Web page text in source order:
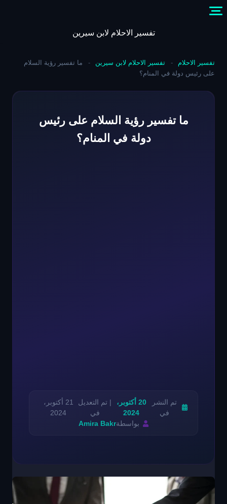
content
تفسير الاحلام لابن سيرين
تفسير الاحلام - تفسير الاحلام لابن سيرين -
ما تفسير رؤية السلام
على رئيس دولة في المنام؟
ما تفسير رؤية السلام على رئيس
دولة في المنام؟
تم النشر
في
20 أكتوبر،
2024
| تم التعديل
في
21 أكتوبر،
2024
بواسطةAmira Bakr